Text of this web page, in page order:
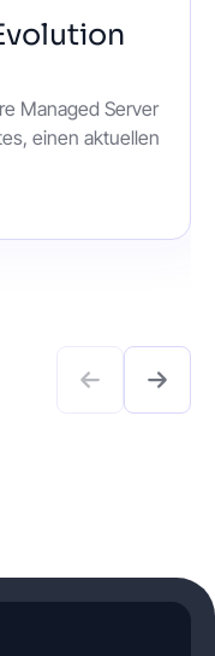
Managed Server
einen aktuellen